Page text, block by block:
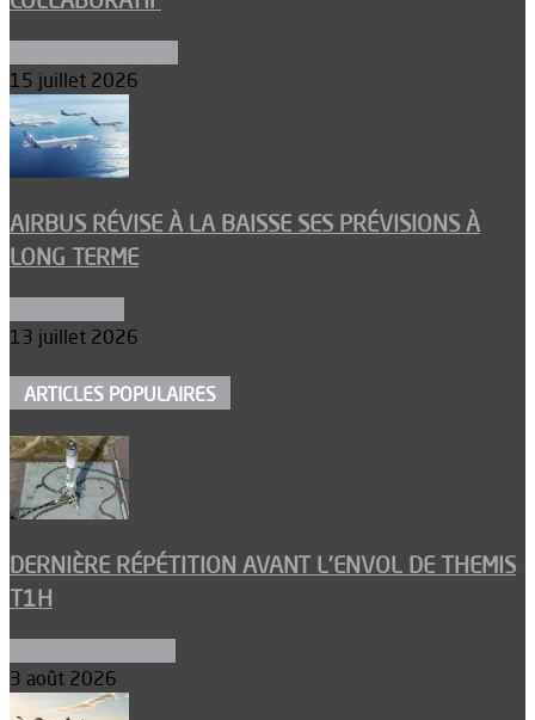
15 juillet 2026
AIRBUS RÉVISE À LA BAISSE SES PRÉVISIONS À
LONG TERME
13 juillet 2026
ARTICLES POPULAIRES
DERNIÈRE RÉPÉTITION AVANT L’ENVOL DE THEMIS
T1H
3 août 2026